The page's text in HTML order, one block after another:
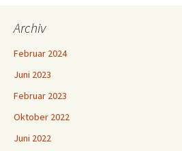
Archiv
Februar 2024
Juni 2023
Februar 2023
Oktober 2022
Juni 2022